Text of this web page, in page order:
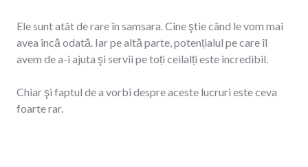
Ele sunt atât de rare în samsara. Cine ştie când le vom mai
avea încă odată. Iar pe altă parte, potențialul pe care îl
avem de a-i ajuta şi servii pe toți ceilalți este incredibil.
Chiar şi faptul de a vorbi despre aceste lucruri este ceva
foarte rar.